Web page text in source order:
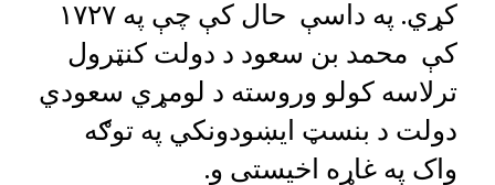
کړي. په داسې حال کې چې په ۱۷۲۷
کې محمد بن سعود د دولت کنټرول
ترلاسه کولو وروسته د لومړي سعودي
دولت د بنسټ ایښودونکي په توګه
واک په غاړه اخیستی و.